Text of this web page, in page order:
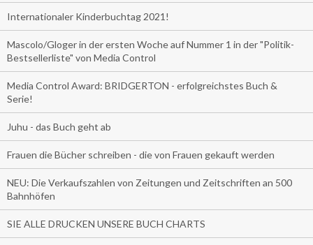
Internationaler Kinderbuchtag 2021!
Mascolo/Gloger in der ersten Woche auf Nummer 1 in der "Politik-
Bestsellerliste" von Media Control
Media Control Award: BRIDGERTON - erfolgreichstes Buch &
Serie!
Juhu - das Buch geht ab
Frauen die Bücher schreiben - die von Frauen gekauft werden
NEU: Die Verkaufszahlen von Zeitungen und Zeitschriften an 500
Bahnhöfen
SIE ALLE DRUCKEN UNSERE BUCH CHARTS